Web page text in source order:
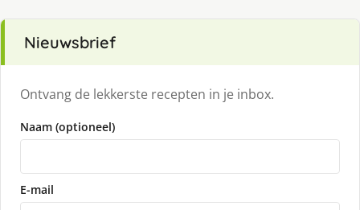
Nieuwsbrief
Ontvang de lekkerste recepten in je inbox.
Naam (optioneel)
E-mail